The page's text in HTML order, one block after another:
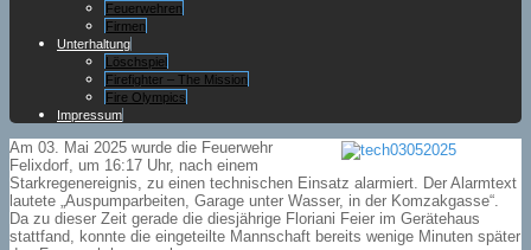
Feuerwehren
Firmen
Unterhaltung
Löschspiel
Firefighter – The Mission
Fire Olympics
Impressum
Am 03. Mai 2025 wurde die Feuerwehr
Felixdorf, um 16:17 Uhr, nach einem
Starkregenereignis, zu einen technischen Einsatz alarmiert. Der Alarmtext
lautete „Auspumparbeiten, Garage unter Wasser, in der Komzakgasse“.
Da zu dieser Zeit gerade die diesjährige Floriani Feier im Gerätehaus
stattfand, konnte die eingeteilte Mannschaft bereits wenige Minuten später